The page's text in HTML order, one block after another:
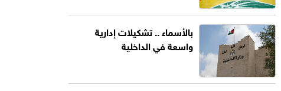
بالأسماء .. تشكيلات إدارية
واسعة في الداخلية